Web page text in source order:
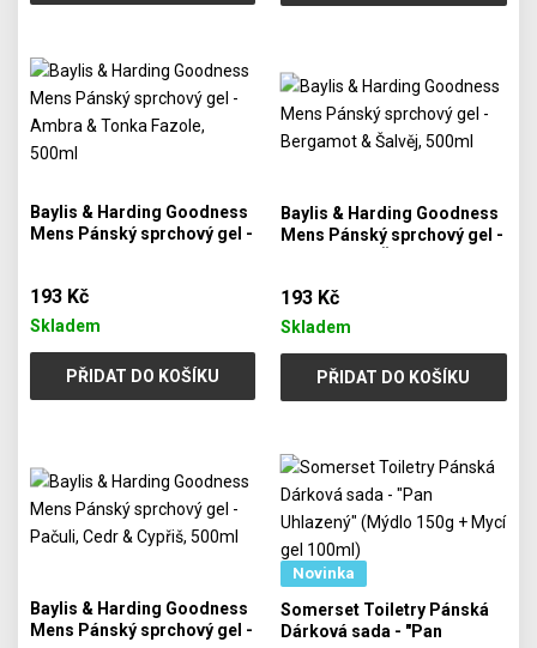
Baylis & Harding Goodness
Mens Pánský sprchový gel -
193 Kč
Skladem
PŘIDAT DO KOŠÍKU
Baylis & Harding Goodness
Mens Pánský sprchový gel -
193 Kč
Skladem
PŘIDAT DO KOŠÍKU
Baylis & Harding Goodness
Mens Pánský sprchový gel -
Novinka
Somerset Toiletry Pánská
Dárková sada - "Pan